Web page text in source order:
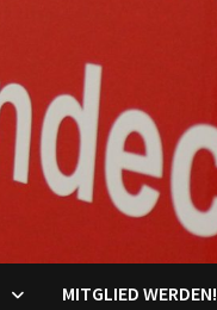
MITGLIED WERDEN!